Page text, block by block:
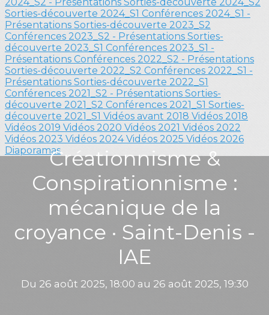
Sorties-découverte 2024_S1 Conférences 2024_S1 -
Présentations Sorties-découverte 2023_S2
Conférences 2023_S2 - Présentations Sorties-
découverte 2023_S1 Conférences 2023_S1 -
Présentations Conférences 2022_S2 - Présentations
Sorties-découverte 2022_S2 Conférences 2022_S1 -
Présentations Sorties-découverte 2022_S1
Conférences 2021_S2 - Présentations Sorties-
découverte 2021_S2 Conférences 2021_S1 Sorties-
découverte 2021_S1 Vidéos avant 2018 Vidéos 2018
Vidéos 2019 Vidéos 2020 Vidéos 2021 Vidéos 2022
Vidéos 2023 Vidéos 2024Vidéos 2025 Vidéos 2026
DiaporamasCréationnisme &
Conspirationnisme :
mécanique de la
croyance · Saint-Denis -
IAE
Du 26 août 2025, 18:00 au 26 août 2025, 19:30